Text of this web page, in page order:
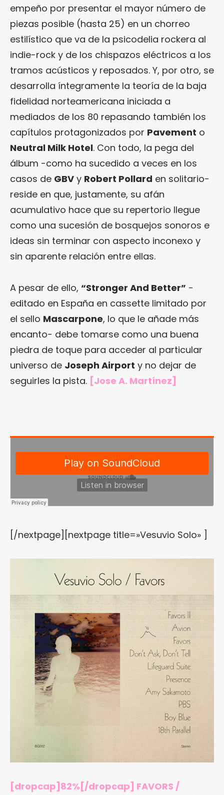
empeño por presentar el mayor número de
piezas posible (hasta 25) en un chorreo
estilístico que va de la psicodelia rockera al
indie-rock y de los chispazos eléctricos a los
tramos acústicos y reposados. Y, por otro, se
desarrolla íntegramente la teoría de la baja
fidelidad norteamericana iniciada a
mediados de los 80 repasando también los
capítulos protagonizados por Pavement o
Neutral Milk Hotel. Con todo, la pega del
álbum -como ha sucedido a veces en los
casos de GBV y Robert Pollard en solitario-
reside en que, justamente, su afán
acumulativo hace que su repertorio llegue
como una sucesión de bosquejos sonoros e
ideas sin terminar con aspecto inconexo y
sin aparente relación entre ellas.
A pesar de ello, “Stronger And Better” -
editado en España en cassette limitado por
el sello Mascarpone, lo que le añade más
encanto- debe tomarse como una buena
piedra de toque para acceder al particular
universo de Joseph Airport y no dejar de
seguirles la pista. [Jose A. Martínez]
[/nextpage][nextpage title=»Vesuvio Solo» ]
[dropcap]82%[/dropcap] FAVORS /